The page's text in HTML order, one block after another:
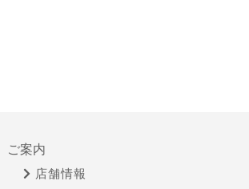
ご案内
店舗情報